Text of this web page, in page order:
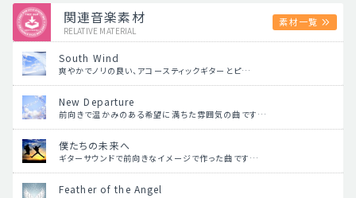
関連音楽素材
RELATIVE MATERIAL
素材一覧
South Wind
爽やかでノリの良い、アコースティックギターとピ…
New Departure
前向きで温かみのある希望に満ちた雰囲気の曲です…
僕たちの未来へ
ギターサウンドで前向きなイメージで作った曲です…
Feather of the Angel